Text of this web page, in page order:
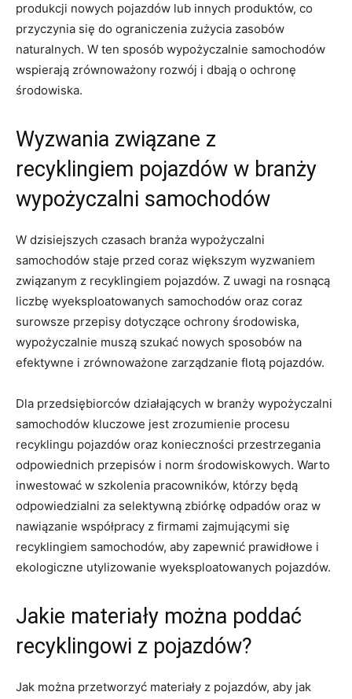
produkcji nowych‌ pojazdów lub innych produktów, ‌co
przyczynia się do⁤ ograniczenia zużycia zasobów
naturalnych. W​ ten sposób wypożyczalnie ⁤samochodów
wspierają zrównoważony rozwój i dbają o ochronę
środowiska.
Wyzwania związane z
recyklingiem ‌pojazdów‍ w branży
wypożyczalni‌ samochodów
W dzisiejszych ​czasach⁣ branża wypożyczalni
samochodów staje przed coraz większym wyzwaniem
związanym z⁣ recyklingiem pojazdów. Z uwagi na rosnącą
liczbę wyeksploatowanych samochodów oraz coraz
surowsze przepisy dotyczące ochrony środowiska,
wypożyczalnie muszą szukać ​nowych sposobów na
efektywne i zrównoważone zarządzanie flotą pojazdów.
Dla⁢ przedsiębiorców działających w branży wypożyczalni
samochodów kluczowe⁢ jest ⁢zrozumienie procesu
recyklingu pojazdów oraz konieczności przestrzegania
odpowiednich‌ przepisów i norm środowiskowych. Warto
inwestować w‍ szkolenia pracowników, którzy będą
⁤odpowiedzialni za selektywną zbiórkę odpadów oraz w
nawiązanie współpracy z firmami zajmującymi się
recyklingiem‌ samochodów, aby zapewnić prawidłowe i
ekologiczne utylizowanie⁤ wyeksploatowanych pojazdów.
Jakie materiały można ‌poddać
recyklingowi z pojazdów?
Jak można⁣ przetworzyć materiały z pojazdów, aby ‌jak